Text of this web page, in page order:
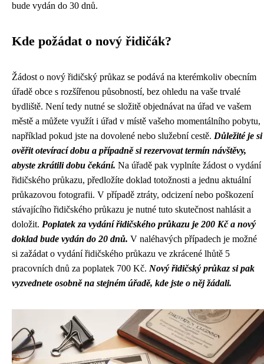
bude vydán do 30 dnů.
Kde požádat o nový řidičák?
Žádost o nový řidičský průkaz se podává na kterémkoliv obecním
úřadě obce s rozšířenou působností, bez ohledu na vaše trvalé
bydliště. Není tedy nutné se složitě objednávat na úřad ve vašem
městě a můžete využít i úřad v místě vašeho momentálního pobytu,
například pokud jste na dovolené nebo služební cestě. Důležité je si
ověřit otevírací dobu a případně si rezervovat termín návštěvy,
abyste zkrátili dobu čekání. Na úřadě pak vyplníte žádost o vydání
řidičského průkazu, předložíte doklad totožnosti a jednu aktuální
průkazovou fotografii. V případě ztráty, odcizení nebo poškození
stávajícího řidičského průkazu je nutné tuto skutečnost nahlásit a
doložit. Poplatek za vydání řidičského průkazu je 200 Kč a nový
doklad bude vydán do 20 dnů. V naléhavých případech je možné
si zažádat o vydání řidičského průkazu ve zkrácené lhůtě 5
pracovních dnů za poplatek 700 Kč. Nový řidičský průkaz si pak
vyzvednete osobně na stejném úřadě, kde jste o něj žádali.